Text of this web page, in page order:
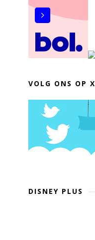
VOLG ONS OP X
DISNEY PLUS